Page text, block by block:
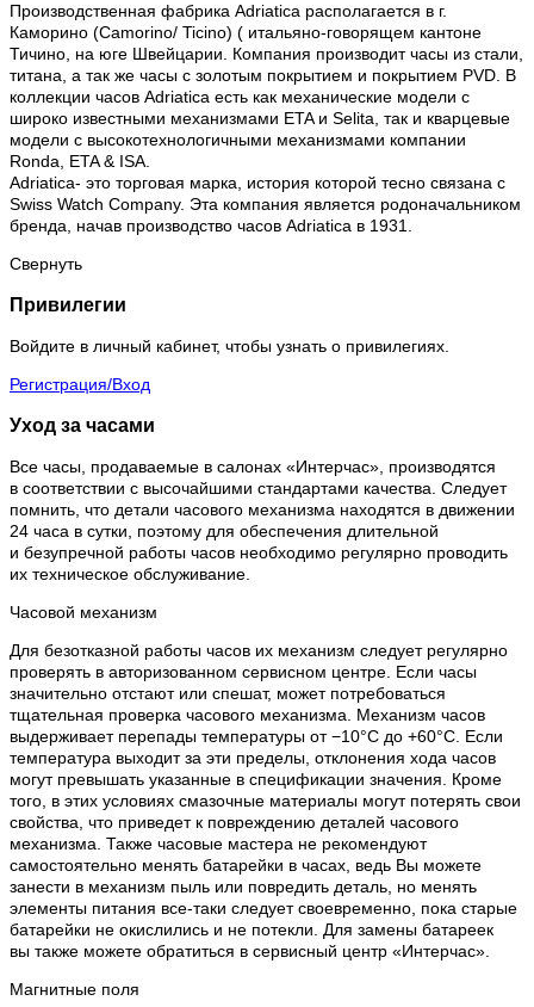
Производственная фабрика Adriatica располагается в г.
Каморино (Camorino/ Ticino) ( итальяно-говорящем кантоне
Тичино, на юге Швейцарии. Компания производит часы из стали,
титана, а так же часы с золотым покрытием и покрытием PVD. В
коллекции часов Adriatica есть как механические модели с
широко известными механизмами ETA и Selita, так и кварцевые
модели с высокотехнологичными механизмами компании
Ronda, ETA & ISA.
Adriatica- это торговая марка, история которой тесно связана с
Swiss Watch Company. Эта компания является родоначальником
бренда, начав производство часов Adriatica в 1931.
Свернуть
Привилегии
Войдите в личный кабинет, чтобы узнать о привилегиях.
Регистрация/Вход
Уход за часами
Все часы, продаваемые в салонах «Интерчас», производятся
в соответствии с высочайшими стандартами качества. Следует
помнить, что детали часового механизма находятся в движении
24 часа в сутки, поэтому для обеспечения длительной
и безупречной работы часов необходимо регулярно проводить
их техническое обслуживание.
Часовой механизм
Для безотказной работы часов их механизм следует регулярно
проверять в авторизованном сервисном центре. Если часы
значительно отстают или спешат, может потребоваться
тщательная проверка часового механизма. Механизм часов
выдерживает перепады температуры от −10°C до +60°C. Если
температура выходит за эти пределы, отклонения хода часов
могут превышать указанные в спецификации значения. Кроме
того, в этих условиях смазочные материалы могут потерять свои
свойства, что приведет к повреждению деталей часового
механизма. Также часовые мастера не рекомендуют
самостоятельно менять батарейки в часах, ведь Вы можете
занести в механизм пыль или повредить деталь, но менять
элементы питания все-таки следует своевременно, пока старые
батарейки не окислились и не потекли. Для замены батареек
вы также можете обратиться в сервисный центр «Интерчас».
Магнитные поля